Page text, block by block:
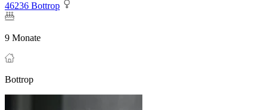
46236 Bottrop
9 Monate
Bottrop